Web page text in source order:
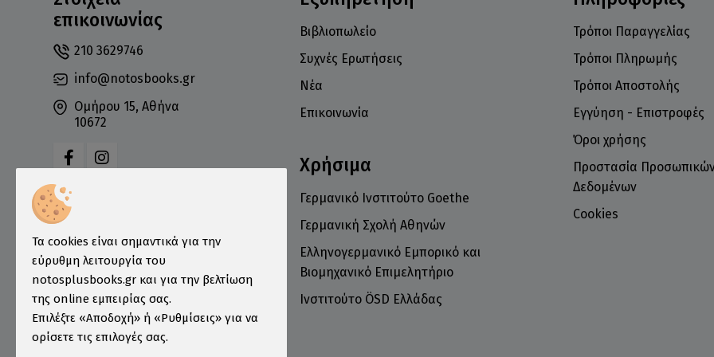
επικοινωνίας
210 3629746
info@notosbooks.gr
Ομήρου 15, Αθήνα
10672
Δευτέρα: 10:00-18:00
Τρίτη: 10:00-19:00
Τετάρτη: 10:00-18:00
Πέμπτη: 10:00-19:00
Παρασκευή: 10:00-19:00
Σάββατο: 10:00-16:00
Κυριακή: Κλειστά
Βιβλιοπωλείο
Συχνές Ερωτήσεις
Νέα
Επικοινωνία
Χρήσιμα
Γερμανικό Ινστιτούτο Goethe
Γερμανική Σχολή Αθηνών
Ελληνογερμανικό Εμπορικό και
Βιομηχανικό Επιμελητήριο
Ινστιτούτο ÖSD Ελλάδας
Τρόποι Παραγγελίας
Τρόποι Πληρωμής
Τρόποι Αποστολής
Εγγύηση - Επιστροφές
Όροι χρήσης
Προστασία
Δεδομένων
Cookies
Τα cookies είναι σημαντικά για την
εύρυθμη λειτουργία του
notosplusbooks.gr και για την βελτίωση
της online εμπειρίας σας.
Επιλέξτε «Αποδοχή» ή «Ρυθμίσεις» για να
ορίσετε τις επιλογές σας.